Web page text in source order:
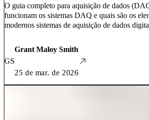
O guia completo para aquisição de dados
funcionam os sistemas DAQ e quais são os
modernos sistemas de aquisição de dados
GS
Grant Maloy Smith
25 de mar. de 2026